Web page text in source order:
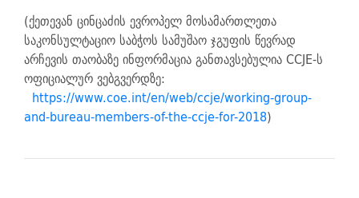
(ქეთევან ცინცაძის ევროპელ მოსამართლეთა
საკონსულტაციო საბჭოს სამუშაო ჯგუფის წევრად
არჩევის თაობაზე ინფორმაცია განთავსებულია CCJE-ს
ოფიციალურ ვებგვერდზე:
https://www.coe.int/en/web/ccje/working-group-
and-bureau-members-of-the-ccje-for-2018)